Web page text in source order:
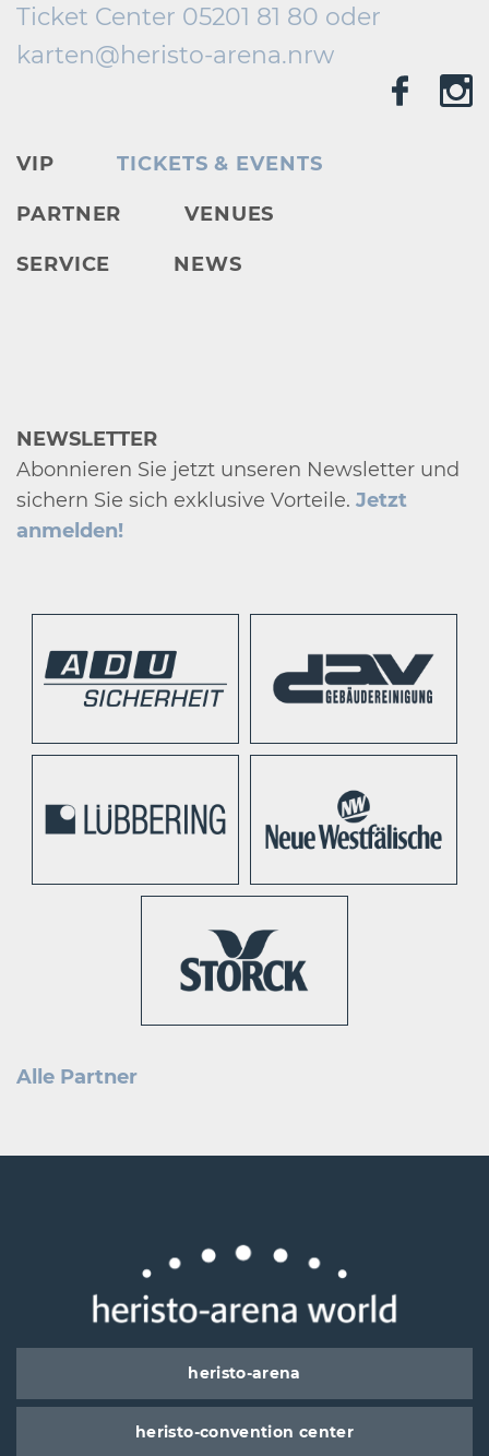
Ticket Center 05201 81 80 oder
karten@heristo-arena.nrw
VIP TICKETS & EVENTS
PARTNER VENUES
SERVICE NEWS
NEWSLETTER
Abonnieren Sie jetzt unseren Newsletter und
sichern Sie sich exklusive Vorteile. Jetzt
anmelden!
Alle Partner
heristo-arena
heristo-convention center